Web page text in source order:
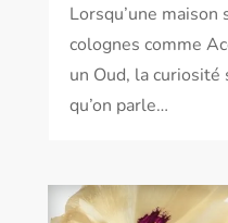
Lorsqu’une maison
colognes comme
un Oud, la
qu’on parle…